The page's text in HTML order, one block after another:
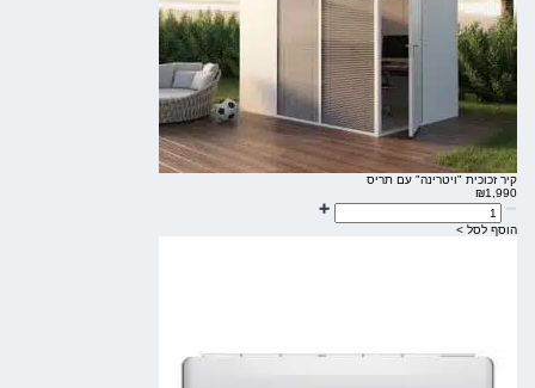
קיר זכוכית "ויטרינה" עם תריס
₪1,990
הוסף לסל >